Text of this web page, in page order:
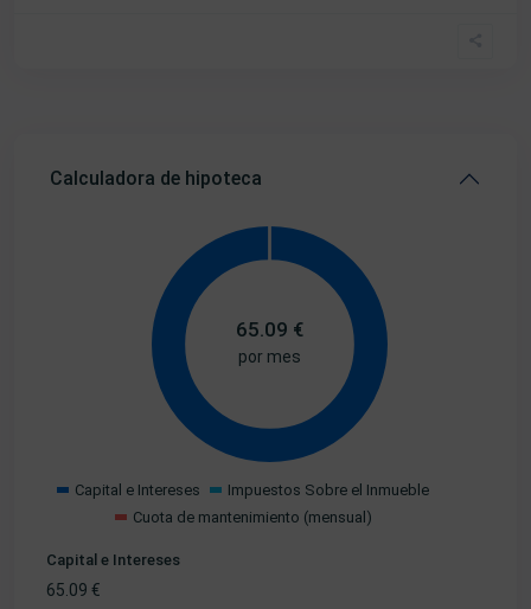
Calculadora de hipoteca
65.09 €
por mes
Capital e Intereses
Impuestos Sobre el Inmueble
Cuota de mantenimiento (mensual)
Capital e Intereses
65.09 €